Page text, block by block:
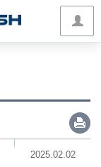
2025.02.02